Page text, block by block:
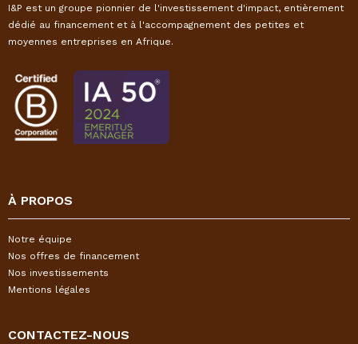
I&P est un groupe pionnier de l'investissement d'impact, entièrement
dédié au financement et à l'accompagnement des petites et
moyennes entreprises en Afrique.
À PROPOS
Notre équipe
Nos offres de financement
Nos investissements
Mentions légales
CONTACTEZ-NOUS